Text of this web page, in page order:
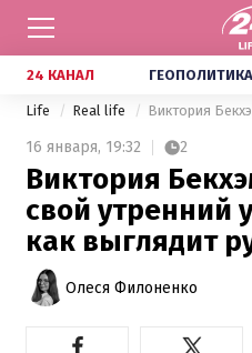
24 КАНАЛ ГЕОПОЛИТИКА
Life Real life
16 января, 19:32 2
Виктория
свой утренний
как выглядит
Олеся Филоненко